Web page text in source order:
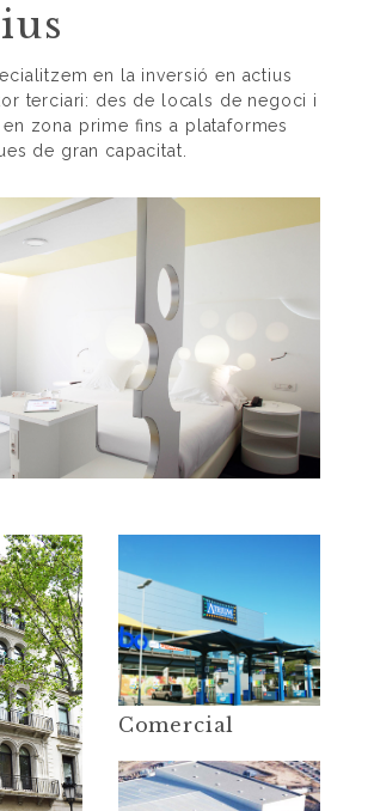
en la inversió en actius
terciari: des de locals de negoci i
zona prime fins a plataformes
de gran capacitat.
Comercial